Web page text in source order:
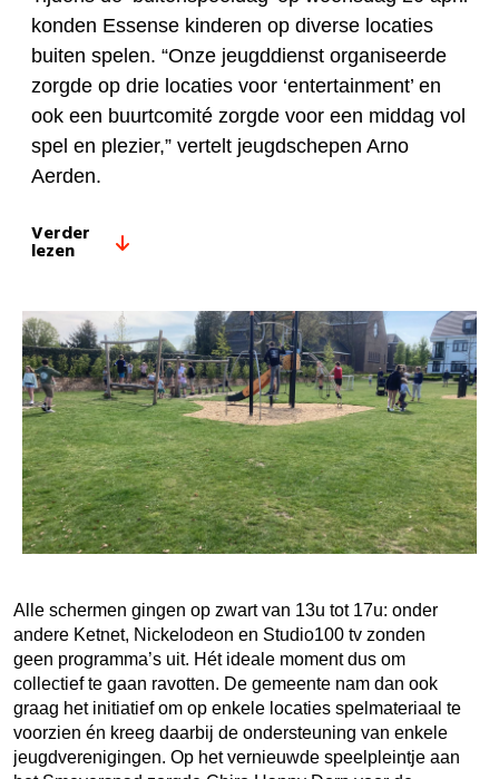
konden Essense kinderen op diverse locaties
buiten spelen. “Onze jeugddienst organiseerde
zorgde op drie locaties voor ‘entertainment’ en
ook een buurtcomité zorgde voor een middag vol
spel en plezier,” vertelt jeugdschepen Arno
Aerden.
Verder
lezen
Alle schermen gingen op zwart van 13u tot 17u: onder
andere Ketnet, Nickelodeon en Studio100 tv zonden
geen programma’s uit. Hét ideale moment dus om
collectief te gaan ravotten. De gemeente nam dan ook
graag het initiatief om op enkele locaties spelmateriaal te
voorzien én kreeg daarbij de ondersteuning van enkele
jeugdverenigingen. Op het vernieuwde speelpleintje aan